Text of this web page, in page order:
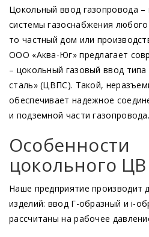
Цокольный ввод газопровода –
системы газоснабжения
то частный дом или
ООО «Аква-Юг» предлагает
– цокольный газовый ввод типа
сталь» (ЦВПС). Такой,
обеспечивает надежное
и подземной части газопровода.
Особенности
цокольного ЦВ
Наше предприятие производит
изделий: ввод Г-образный и i-
рассчитаны на рабочее